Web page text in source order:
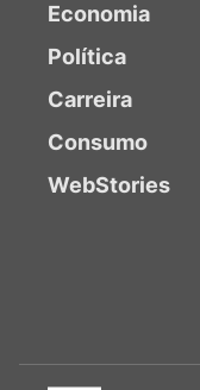
Economia
Política
Carreira
Consumo
WebStories